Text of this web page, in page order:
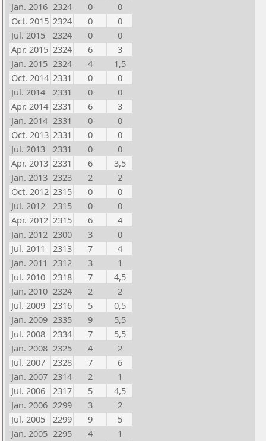
Jan. 2016 2324 0
0
Oct. 2015 2324 0
0
Jul. 2015
2324 0
0
Apr. 2015 2324 6
3
Jan. 2015 2324 4
1,5
Oct. 2014 2331 0
0
Jul. 2014
2331 0
0
Apr. 2014 2331 6
3
Jan. 2014 2331 0
0
Oct. 2013 2331 0
0
Jul. 2013
2331 0
0
Apr. 2013 2331 6
3,5
Jan. 2013 2323 2
2
Oct. 2012 2315 0
0
Jul. 2012
2315 0
0
Apr. 2012 2315 6
4
Jan. 2012 2300 3
0
Jul. 2011
2313 7
4
Jan. 2011 2312 3
1
Jul. 2010
2318 7
4,5
Jan. 2010 2324 2
2
Jul. 2009
2316 5
0,5
Jan. 2009 2335 9
5,5
Jul. 2008
2334 7
5,5
Jan. 2008 2325 4
2
Jul. 2007
2328 7
6
Jan. 2007 2314 2
1
Jul. 2006
2317 5
4,5
Jan. 2006 2299 3
2
Jul. 2005
2299 9
5
Jan. 2005 2295 4
1